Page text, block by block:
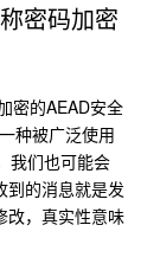
密码加密
密的AEAD安全
种被广泛使用
我们也可能会
到的消息就是发
改，真实性意味